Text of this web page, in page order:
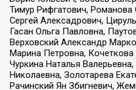
Тимур Рифгатович, Романова
Сергей Алексадрович,
Гасан Ольга Павловна,
Верховский Александр
Марина Петровна,
Чуркина Наталья
Николаевна, Золотарева
Рачинский Ян Збигневич,